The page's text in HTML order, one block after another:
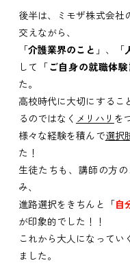
後半は、ミモザ株式会社
交えながら、
「介護業界のこと 」、「
して「ご自身の就職体
た。
高校時代に大切にするこ
るのではなく メリハリ を
様々な経験を積んで選択
た！
生徒たちも、講師の方
み、
進路選択をきちんと「自
が印象的でした！！
これから大人になってい
ました。